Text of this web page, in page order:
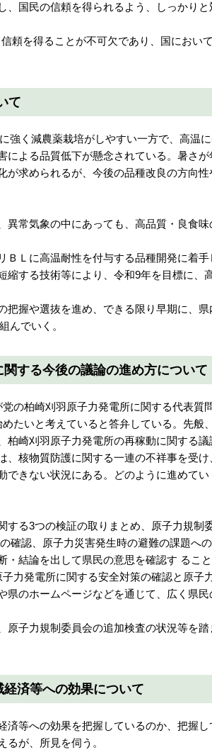
、国民の信頼を得られるよう、しっかり
頼を得ることが不可欠であり、国におい
て
強く減農薬栽培がしやすい一方で、高温
による品質低下が懸念されている。暑さ
が求められるが、今後の品種改良の方向
異常気象の中にあっても、高品質・良食
Ｌに高温耐性を付与する品種開発に着手
縮する技術等により、令和9年を目標に、
握や選抜を進め、できる限り早期に、県
んでいく。
する今後の議論の進め方について
の柏崎刈羽原子力発電所に関する代表質
たいと考えていると答弁している。先般
柏崎刈羽原子力発電所の再稼動に関する
、核物質防護に関する一連の不祥事を受
できない状況にある。どのように進めて
する3つの検証の取りまとめ、原子力規制
確認、原子力災害発生時の避難の課題へ
結論を出して県民の意思を確認す ること
力発電所に関する安全対策の確認と原子
県のホームページなどを通じて、広く県
子力規制委員会の追加検査の状況等を踏
済等への効果について
等への効果を把握しているのか、把握し
が、所見を伺う。